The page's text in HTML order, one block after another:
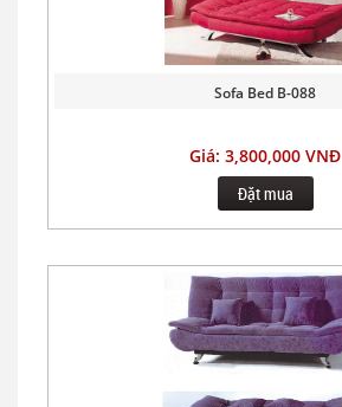
Sofa Bed B-088
Giá: 3,800,000 VNĐ
Đặt mua